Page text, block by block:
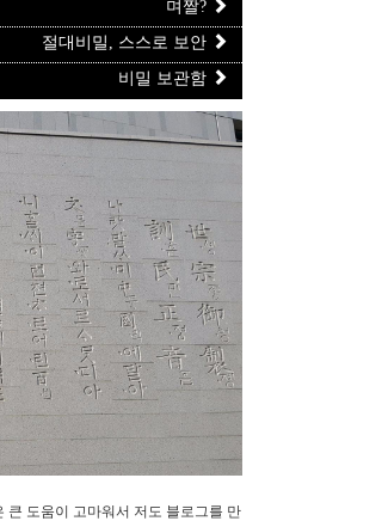
며짤?
절대비밀, 스스로 보안
비밀 보관함
큰 도움이 고마워서 저도 블로그를 만